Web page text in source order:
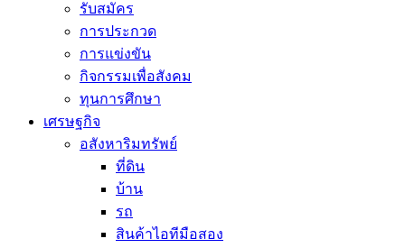
รับสมัคร
การประกวด
การแข่งขัน
กิจกรรมเพื่อสังคม
ทุนการศึกษา
เศรษฐกิจ
อสังหาริมทรัพย์
ที่ดิน
บ้าน
รถ
สินค้าไอทีมือสอง